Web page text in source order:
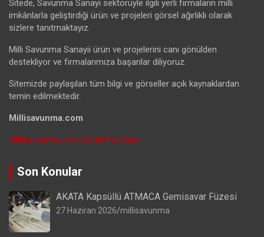
Sitede, Savunma Sanayi sektörüyle ilgili yerli firmaların milli
imkânlarla geliştirdiği ürün ve projeleri görsel ağırlıklı olarak
sizlere tanıtmaktayız.
Milli Savunma Sanayii ürün ve projelerini canı gönülden
destekliyor ve firmalarımıza başarılar diliyoruz.
Sitemizde paylaşılan tüm bilgi ve görseller açık kaynaklardan
temin edilmektedir.
Millisavunma.com
Millisavunma.com Gizlilik Politikası
Son Konular
AKATA Kapsüllü ATMACA Gemisavar Füzesi
27 Haziran 2026 millisavunma